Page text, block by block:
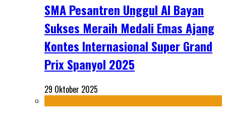
SMA Pesantren Unggul Al Bayan
Sukses Meraih Medali Emas Ajang
Kontes Internasional Super Grand
Prix Spanyol 2025
29 Oktober 2025